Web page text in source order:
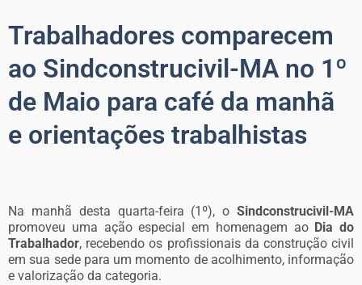
Trabalhadores comparecem
ao Sindconstrucivil-MA no 1º
de Maio para café da manhã
e orientações trabalhistas
Na manhã desta quarta-feira (1º), o Sindconstrucivil-MA
promoveu uma ação especial em homenagem ao Dia do
Trabalhador, recebendo os profissionais da construção civil
em sua sede para um momento de acolhimento, informação
e valorização da categoria.